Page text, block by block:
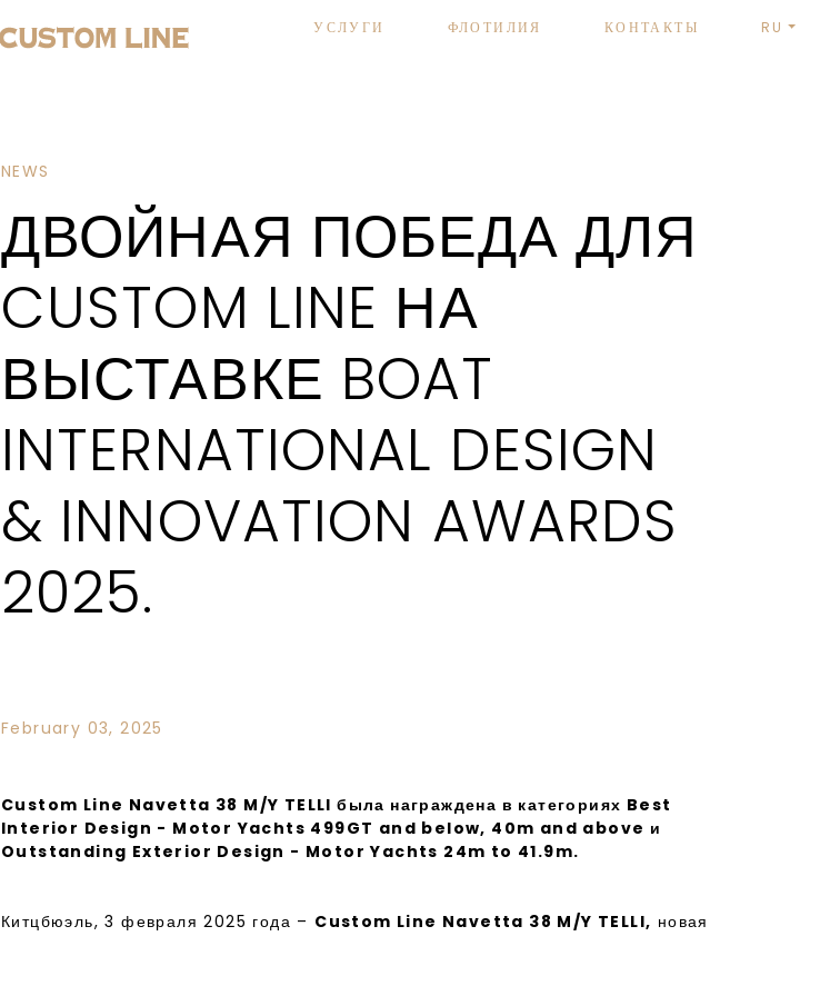
УСЛУГИ ФЛОТИЛИЯ КОНТАКТЫ RU
NEWS
ДВОЙНАЯ ПОБЕДА ДЛЯ
CUSTOM LINE НА
ВЫСТАВКЕ BOAT
INTERNATIONAL DESIGN
& INNOVATION AWARDS
2025.
February 03, 2025
Custom Line Navetta 38 M/Y TELLI была награждена в категориях Best
Interior Design - Motor Yachts 499GT and below, 40m and above и
Outstanding Exterior Design - Motor Yachts 24m to 41.9m.
Китцбюэль, 3 февраля 2025 года – Custom Line Navetta 38 M/Y TELLI, новая